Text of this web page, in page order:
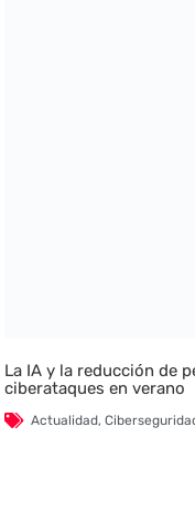
La IA y la reducción de
ciberataques en verano
Actualidad,